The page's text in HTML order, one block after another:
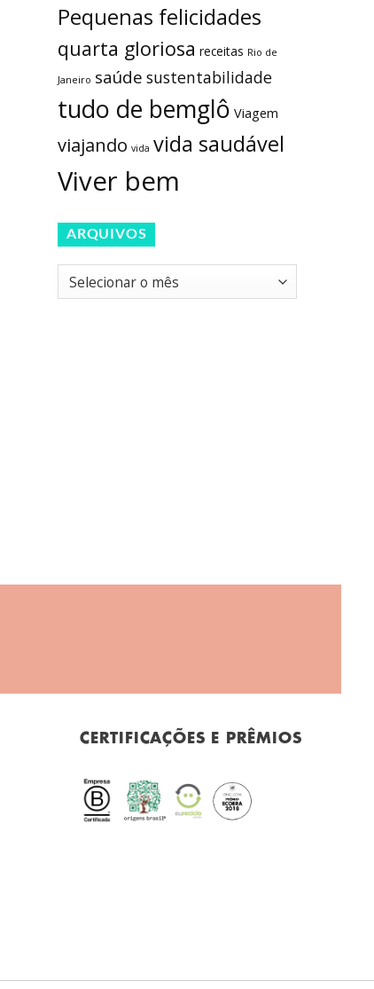
Pequenas felicidades
quarta gloriosa receitas Rio de
Janeiro saúde sustentabilidade
tudo de bemglô Viagem
viajando vida vida saudável
Viver bem
ARQUIVOS
Arquivos
CERTIFICAÇÕES E PRÊMIOS